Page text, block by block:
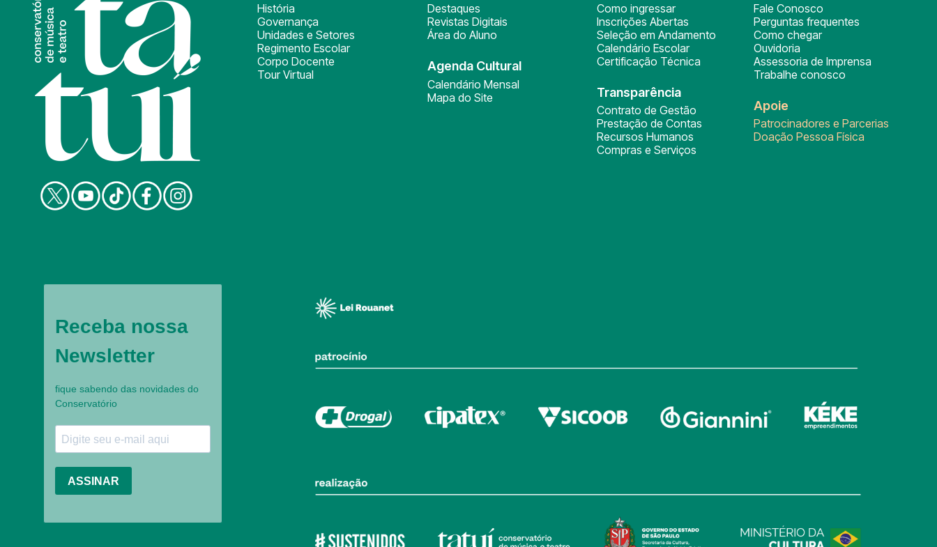
História
Governança
Unidades e Setores
Regimento Escolar
Corpo Docente
Tour Virtual
Destaques
Revistas Digitais
Área do Aluno
Agenda Cultural
Calendário Mensal
Mapa do Site
Como ingressar
Inscrições Abertas
Seleção em Andamento
Calendário Escolar
Certificação Técnica
Transparência
Contrato de Gestão
Prestação de Contas
Recursos Humanos
Compras e Serviços
Fale Conosco
Perguntas frequentes
Como chegar
Ouvidoria
Assessoria de Imprensa
Trabalhe conosco
Apoie
Patrocinadores e Parcerias
Doação Pessoa Física